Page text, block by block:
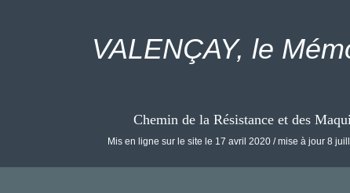
VALENÇAY, le
Chemin de la Résistance et des
Mis en ligne sur le site le 17 avril 2020 / mise à jour 8